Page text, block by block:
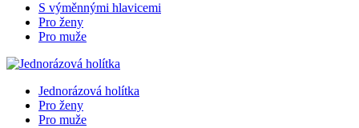
S výměnnými hlavicemi
Pro ženy
Pro muže
Jednorázová holítka
Pro ženy
Pro muže